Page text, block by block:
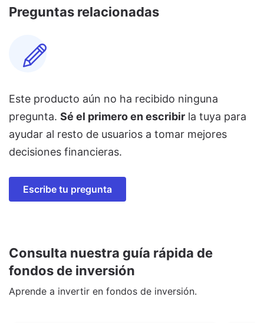
Preguntas relacionadas
Este producto aún no ha recibido ninguna
pregunta. Sé el primero en escribir la tuya para
ayudar al resto de usuarios a tomar mejores
decisiones financieras.
Escribe tu pregunta
Consulta nuestra guía rápida de
fondos de inversión
Aprende a invertir en fondos de inversión.